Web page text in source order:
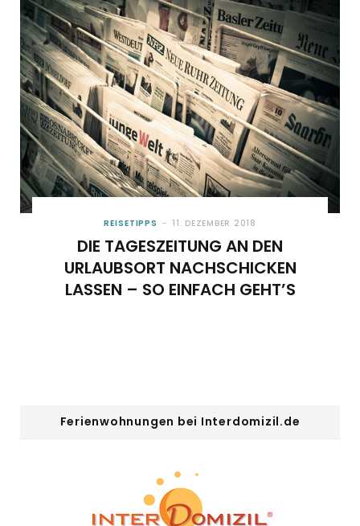
o
o
t
t
e
r
)
g
a
m
r
e
s
t
e
REISETIPPS 11. DEZEMBER 2018
DIE TAGESZEITUNG AN DEN
URLAUBSORT NACHSCHICKEN
LASSEN – SO EINFACH GEHT’S
Ferienwohnungen bei Interdomizil.de